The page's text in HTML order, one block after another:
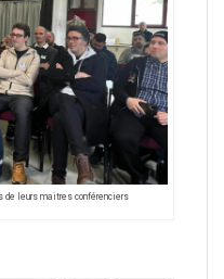
de leurs maitres conférenciers